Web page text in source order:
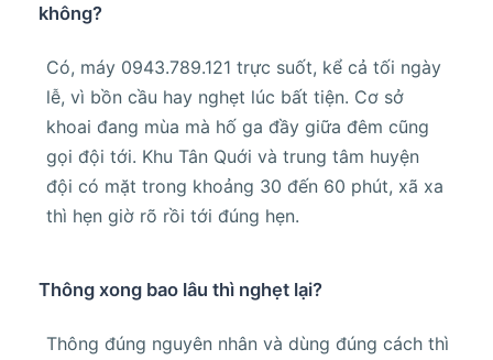
không?
Có, máy 0943.789.121 trực suốt, kể cả tối ngày
lễ, vì bồn cầu hay nghẹt lúc bất tiện. Cơ sở
khoai đang mùa mà hố ga đầy giữa đêm cũng
gọi đội tới. Khu Tân Quới và trung tâm huyện
đội có mặt trong khoảng 30 đến 60 phút, xã xa
thì hẹn giờ rõ rồi tới đúng hẹn.
Thông xong bao lâu thì nghẹt lại?
Thông đúng nguyên nhân và dùng đúng cách thì